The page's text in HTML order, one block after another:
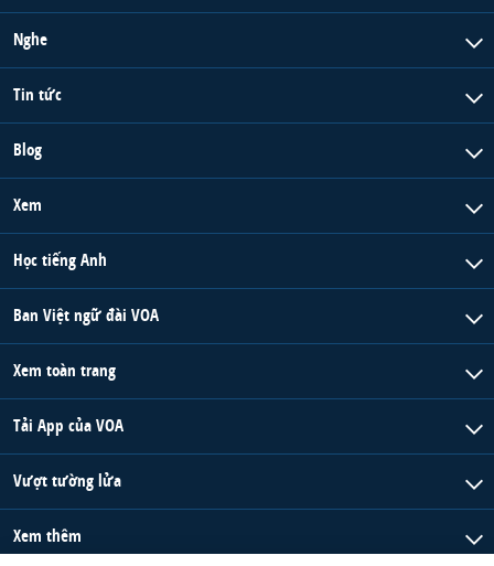
Nghe
Tin tức
Blog
Xem
Học tiếng Anh
Ban Việt ngữ đài VOA
Xem toàn trang
Tải App của VOA
Vượt tường lửa
Xem thêm